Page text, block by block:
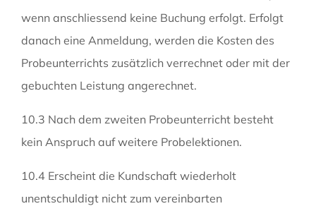
wenn anschliessend keine Buchung erfolgt. Erfolgt
danach eine Anmeldung, werden die Kosten des
Probeunterrichts zusätzlich verrechnet oder mit der
gebuchten Leistung angerechnet.
10.3 Nach dem zweiten Probeunterricht besteht
kein Anspruch auf weitere Probelektionen.
10.4 Erscheint die Kundschaft wiederholt
unentschuldigt nicht zum vereinbarten